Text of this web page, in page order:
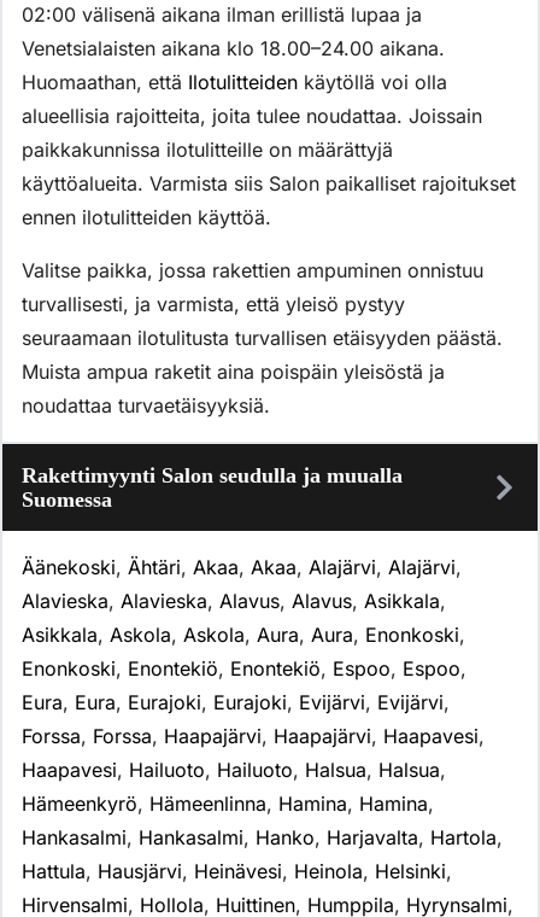
02:00 välisenä aikana ilman erillistä lupaa ja
Venetsialaisten aikana klo 18.00–24.00 aikana.
Huomaathan, että Ilotulitteiden käytöllä voi olla
alueellisia rajoitteita, joita tulee noudattaa. Joissain
paikkakunnissa ilotulitteille on määrättyjä
käyttöalueita. Varmista siis Salon paikalliset rajoitukset
ennen ilotulitteiden käyttöä.
Valitse paikka, jossa rakettien ampuminen onnistuu
turvallisesti, ja varmista, että yleisö pystyy
seuraamaan ilotulitusta turvallisen etäisyyden päästä.
Muista ampua raketit aina poispäin yleisöstä ja
noudattaa turvaetäisyyksiä.
Rakettimyynti Salon seudulla ja muualla
Suomessa
Äänekoski, Ähtäri, Akaa, Akaa, Alajärvi, Alajärvi,
Alavieska, Alavieska, Alavus, Alavus, Asikkala,
Asikkala, Askola, Askola, Aura, Aura, Enonkoski,
Enonkoski, Enontekiö, Enontekiö, Espoo, Espoo,
Eura, Eura, Eurajoki, Eurajoki, Evijärvi, Evijärvi,
Forssa, Forssa, Haapajärvi, Haapajärvi, Haapavesi,
Haapavesi, Hailuoto, Hailuoto, Halsua, Halsua,
Hämeenkyrö, Hämeenlinna, Hamina, Hamina,
Hankasalmi, Hankasalmi, Hanko, Harjavalta, Hartola,
Hattula, Hausjärvi, Heinävesi, Heinola, Helsinki,
Hirvensalmi, Hollola, Huittinen, Humppila, Hyrynsalmi,